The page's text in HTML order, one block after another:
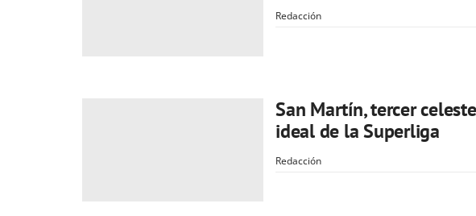
Redacción
San Martín, tercer
ideal de la Superliga
Redacción